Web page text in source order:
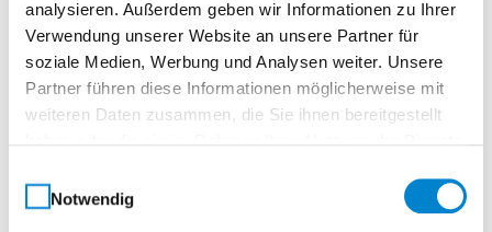
analysieren. Außerdem geben wir Informationen zu Ihrer
Verwendung unserer Website an unsere Partner für
soziale Medien, Werbung und Analysen weiter. Unsere
Partner führen diese Informationen möglicherweise mit
weiteren Daten zusammen, die Sie ihnen bereitgestellt
Notwendig
Endkappen und eine verzinkte Oberschiene sorgen
für zusätzliche Stabilität. Der Kasten ist in
verschiedenen Größen und Farben verfügbar, sodass
er sich optisch nahtlos in jedes Gebäude integrieren
Die zweiteiligen Führungsschienen aus